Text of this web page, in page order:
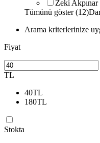
Zeki Akpınar
Tümünü göster (12)
Arama kriterlerinize
Fiyat
TL
40TL
180TL
Stokta